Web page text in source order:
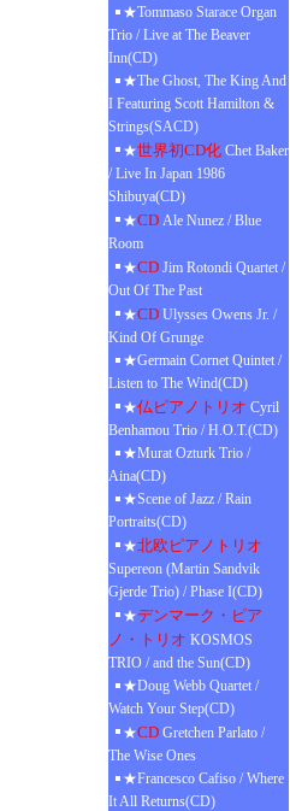
★Tommaso Starace Organ
Trio / Live at The Beaver
Inn(CD)
★The Ghost, The King And
I Featuring Scott Hamilton &
Strings(SACD)
★世界初CD化 Chet Baker
/ Live In Japan 1986
Shibuya(CD)
★CD Ale Nunez / Blue
Room
★CD Jim Rotondi Quartet /
Out Of The Past
★CD Ulysses Owens Jr. /
Kind Of Grunge
★Germain Cornet Quintet /
Listen to The Wind(CD)
★仏ピアノトリオ Cyril
Benhamou Trio / H.O.T.(CD)
★Murat Ozturk Trio /
Aina(CD)
★Scene of Jazz / Rain
Portraits(CD)
★北欧ピアノトリオ
Supereon (Martin Sandvik
Gjerde Trio) / Phase I(CD)
★デンマーク・ピア
ノ・トリオ KOSMOS
TRIO / and the Sun(CD)
★Doug Webb Quartet /
Watch Your Step(CD)
★CD Gretchen Parlato /
The Wise Ones
★Francesco Cafiso / Where
It All Returns(CD)